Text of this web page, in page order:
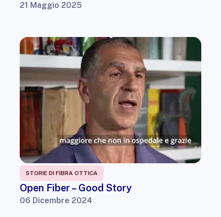
21 Maggio 2025
STORIE DI FIBRA OTTICA
Open Fiber – Good Story
06 Dicembre 2024